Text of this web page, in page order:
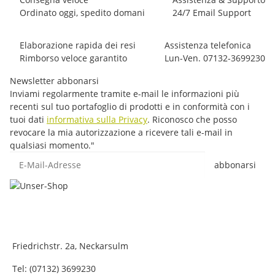
Ordinato oggi, spedito domani
24/7 Email Support
Elaborazione rapida dei resi
Rimborso veloce garantito
Assistenza telefonica
Lun-Ven. 07132-3699230
Newsletter abbonarsi
Inviami regolarmente tramite e-mail le informazioni più
recenti sul tuo portafoglio di prodotti e in conformità con i
tuoi dati informativa sulla Privacy. Riconosco che posso
revocare la mia autorizzazione a ricevere tali e-mail in
qualsiasi momento."
abbonarsi
Friedrichstr. 2a, Neckarsulm
Tel: (07132) 3699230